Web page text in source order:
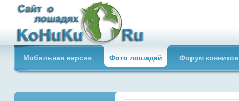
Сайт о лошадях loshadiya.ru
Приветствуем всех любителей
лошадей и конного спорта!
Мобильная версия Фото лошадей Форум конников